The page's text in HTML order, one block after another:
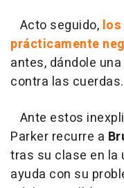
Acto seguido, los
prácticamente
antes, dándole
contra las cuerdas.
Ante estos
Parker recurre a
tras su clase en la
ayuda con su